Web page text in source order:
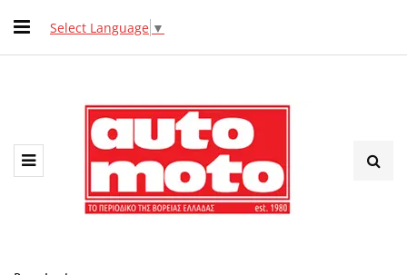
Select Language ▼